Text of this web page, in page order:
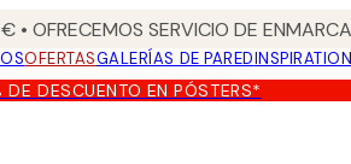
• OFRECEMOS SERVICIO DE
OFERTASGALERÍAS DE PARED
DESCUENTO EN PÓSTERS*